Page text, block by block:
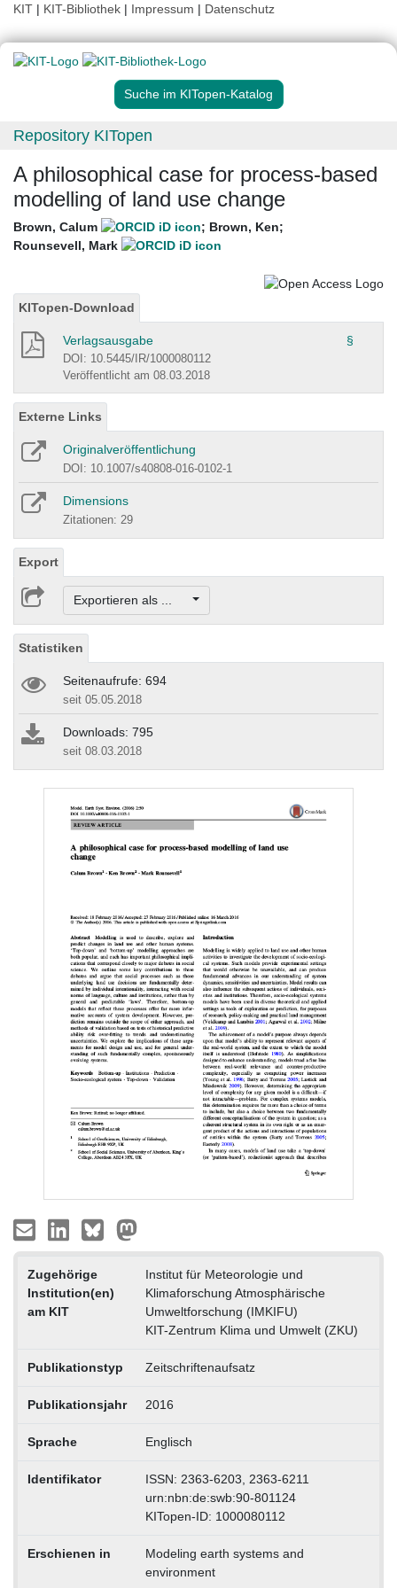
KIT | KIT-Bibliothek | Impressum | Datenschutz
Suche im KITopen-Katalog
Repository KITopen
A philosophical case for process-based
modelling of land use change
Brown, Calum ; Brown, Ken;
Rounsevell, Mark
KITopen-Download
Verlagsausgabe §
DOI: 10.5445/IR/1000080112
Veröffentlicht am 08.03.2018
Externe Links
Originalveröffentlichung
DOI: 10.1007/s40808-016-0102-1
Dimensions
Zitationen: 29
Export
Exportieren als ...
Statistiken
Seitenaufrufe: 694
seit 05.05.2018
Downloads: 795
seit 08.03.2018
Zugehörige
Institution(en)
am KIT
Institut für Meteorologie und
Klimaforschung Atmosphärische
Umweltforschung (IMKIFU)
KIT-Zentrum Klima und Umwelt (ZKU)
Publikationstyp Zeitschriftenaufsatz
Publikationsjahr 2016
Sprache Englisch
Identifikator
ISSN: 2363-6203, 2363-6211
urn:nbn:de:swb:90-801124
KITopen-ID: 1000080112
Erschienen in
Modeling earth systems and
environment